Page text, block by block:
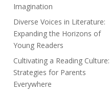
Imagination
Diverse Voices in Literature:
Expanding the Horizons of
Young Readers
Cultivating a Reading Culture:
Strategies for Parents
Everywhere